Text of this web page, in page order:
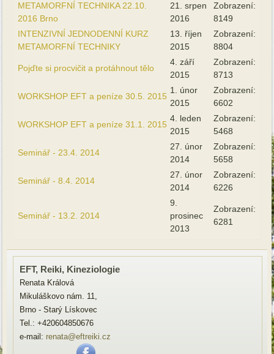
METAMORFNÍ TECHNIKA 22.10.
2016 Brno
21. srpen
2016
Zobrazení:
8149
INTENZIVNÍ JEDNODENNÍ KURZ
METAMORFNÍ TECHNIKY
13. říjen
2015
Zobrazení:
8804
Pojďte si procvičit a protáhnout tělo
4. září
2015
Zobrazení:
8713
WORKSHOP EFT a peníze 30.5. 2015
1. únor
2015
Zobrazení:
6602
WORKSHOP EFT a peníze 31.1. 2015
4. leden
2015
Zobrazení:
5468
Seminář - 23.4. 2014
27. únor
2014
Zobrazení:
5658
Seminář - 8.4. 2014
27. únor
2014
Zobrazení:
6226
Seminář - 13.2. 2014
9.
prosinec
2013
Zobrazení:
6281
EFT, Reiki, Kineziologie
Renata Králová
Mikuláškovo nám. 11,
Brno - Starý Lískovec
Tel.: +420604850676
e-mail:renata@eftreiki.cz